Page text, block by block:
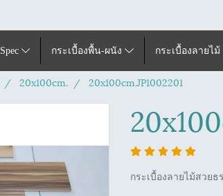
Spec กระเบื้องพื้น-ผนัง กระเบื้องลายไม้
20x100cm. 20x100cm.JP1002201
กระเบื้องลายไม้สวย